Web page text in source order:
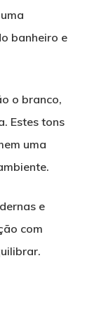
banheiro e
o branco,
Estes tons
uma
e
com